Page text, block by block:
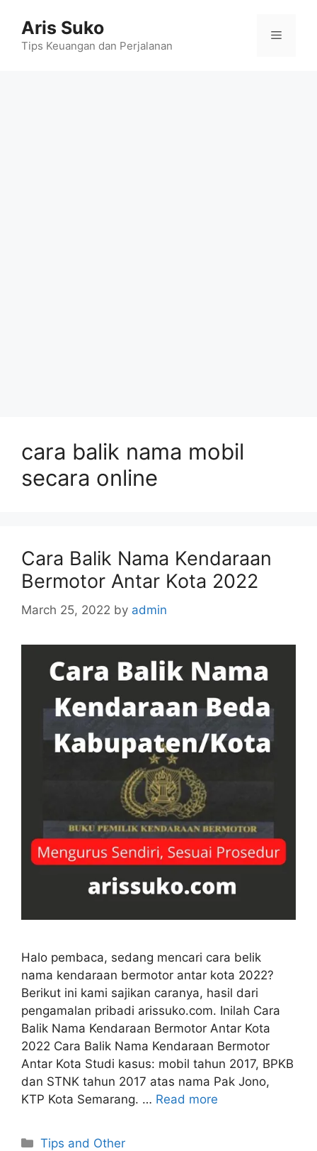
content
Aris Suko
Tips Keuangan dan Perjalanan
Menu
cara balik nama mobil
secara online
Cara Balik Nama Kendaraan
Bermotor Antar Kota 2022
March 25, 2022 by admin
Halo pembaca, sedang mencari cara belik
nama kendaraan bermotor antar kota 2022?
Berikut ini kami sajikan caranya, hasil dari
pengamalan pribadi arissuko.com. Inilah Cara
Balik Nama Kendaraan Bermotor Antar Kota
2022 Cara Balik Nama Kendaraan Bermotor
Antar Kota Studi kasus: mobil tahun 2017, BPKB
dan STNK tahun 2017 atas nama Pak Jono,
KTP Kota Semarang. … Read more
Categories
Tips and Other